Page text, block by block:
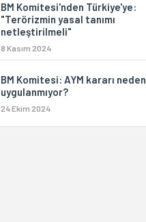
BM Komitesi'nden Türkiye'ye:
"Terörizmin yasal tanımı
netleştirilmeli"
8 Kasım 2024
BM Komitesi: AYM kararı neden
uygulanmıyor?
24 Ekim 2024